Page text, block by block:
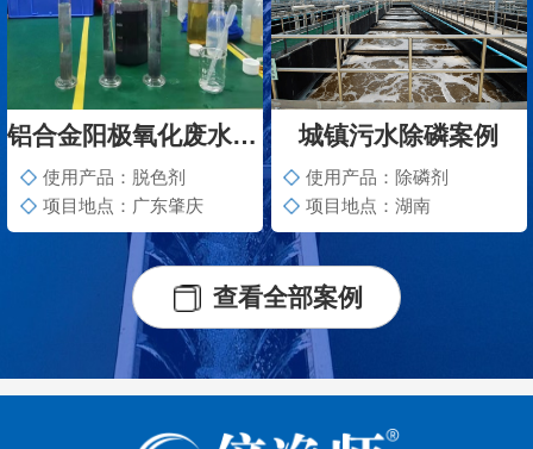
铝合金阳极氧化废水脱色案例
使用产品：脱色剂
项目地点：广东肇庆
城镇污水除磷案例
使用产品：除磷剂
项目地点：湖南
查看全部案例